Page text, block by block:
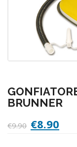
BRUNNER
€9.90 Il
prezzo
€8.90